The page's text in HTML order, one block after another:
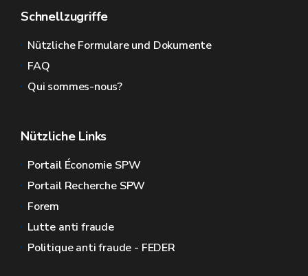
Schnellzugriffe
Nützliche Formulare und Dokumente
FAQ
Qui sommes-nous?
Nützliche Links
Portail Économie SPW
Portail Recherche SPW
Forem
Lutte anti fraude
Politique anti fraude - FEDER